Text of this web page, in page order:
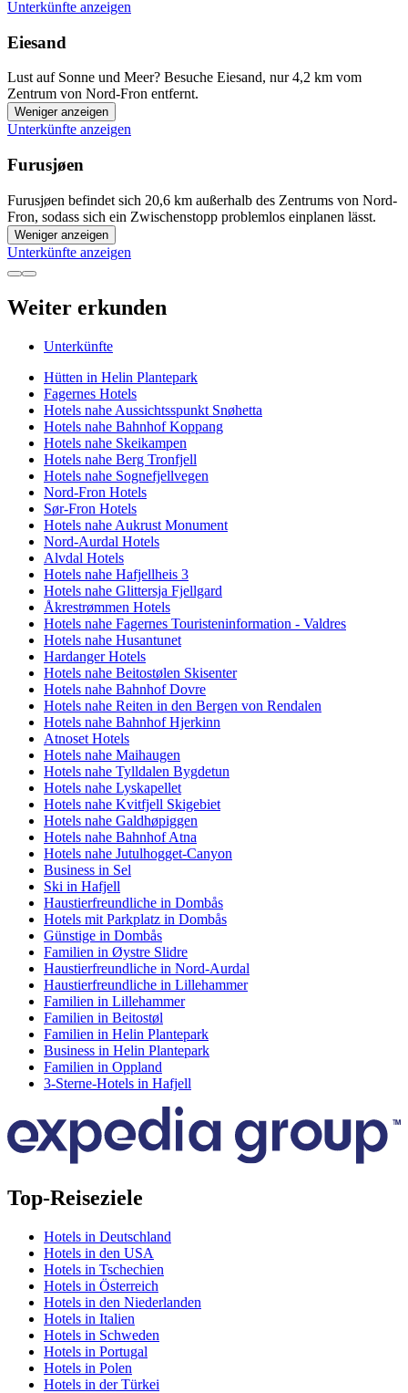
Unterkünfte anzeigen
Eiesand
Lust auf Sonne und Meer? Besuche Eiesand, nur 4,2 km vom
Zentrum von Nord-Fron entfernt.
Weniger anzeigen
Unterkünfte anzeigen
Furusjøen
Furusjøen befindet sich 20,6 km außerhalb des Zentrums von Nord-
Fron, sodass sich ein Zwischenstopp problemlos einplanen lässt.
Weniger anzeigen
Unterkünfte anzeigen
Weiter erkunden
Unterkünfte
Hütten in Helin Plantepark
Fagernes Hotels
Hotels nahe Aussichtsspunkt Snøhetta
Hotels nahe Bahnhof Koppang
Hotels nahe Skeikampen
Hotels nahe Berg Tronfjell
Hotels nahe Sognefjellvegen
Nord-Fron Hotels
Sør-Fron Hotels
Hotels nahe Aukrust Monument
Nord-Aurdal Hotels
Alvdal Hotels
Hotels nahe Hafjellheis 3
Hotels nahe Glittersja Fjellgard
Åkrestrømmen Hotels
Hotels nahe Fagernes Touristeninformation - Valdres
Hotels nahe Husantunet
Hardanger Hotels
Hotels nahe Beitostølen Skisenter
Hotels nahe Bahnhof Dovre
Hotels nahe Reiten in den Bergen von Rendalen
Hotels nahe Bahnhof Hjerkinn
Atnoset Hotels
Hotels nahe Maihaugen
Hotels nahe Tylldalen Bygdetun
Hotels nahe Lyskapellet
Hotels nahe Kvitfjell Skigebiet
Hotels nahe Galdhøpiggen
Hotels nahe Bahnhof Atna
Hotels nahe Jutulhogget-Canyon
Business in Sel
Ski in Hafjell
Haustierfreundliche in Dombås
Hotels mit Parkplatz in Dombås
Günstige in Dombås
Familien in Øystre Slidre
Haustierfreundliche in Nord-Aurdal
Haustierfreundliche in Lillehammer
Familien in Lillehammer
Familien in Beitostøl
Familien in Helin Plantepark
Business in Helin Plantepark
Familien in Oppland
3-Sterne-Hotels in Hafjell
Top-Reiseziele
Hotels in Deutschland
Hotels in den USA
Hotels in Tschechien
Hotels in Österreich
Hotels in den Niederlanden
Hotels in Italien
Hotels in Schweden
Hotels in Portugal
Hotels in Polen
Hotels in der Türkei